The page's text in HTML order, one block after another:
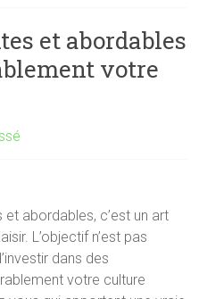
et abordables
votre
abordables, c’est un art
L’objectif n’est pas
dans des
votre culture